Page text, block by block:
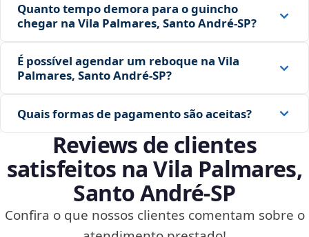
Quanto tempo demora para o guincho
chegar na Vila Palmares, Santo André‑SP?
É possível agendar um reboque na Vila
Palmares, Santo André‑SP?
Quais formas de pagamento são aceitas?
Reviews de clientes
satisfeitos na Vila Palmares,
Santo André‑SP
Confira o que nossos clientes comentam sobre o